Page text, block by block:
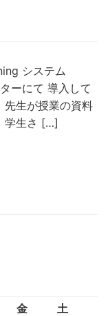
金
土
システム
ーにて 導入して
先生が授業の資料
学生さ […]